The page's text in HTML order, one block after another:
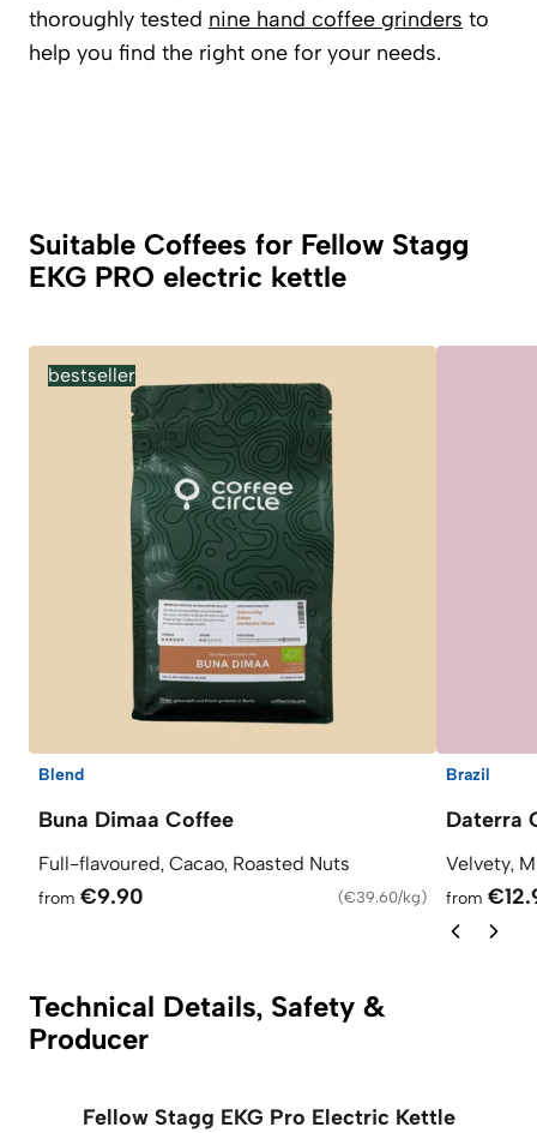
thoroughly tested nine hand coffee grinders to
help you find the right one for your needs.
Suitable Coffees for Fellow Stagg
EKG PRO electric kettle
bestseller
Blend
Buna Dimaa Coffee
Full-flavoured, Cacao, Roasted Nuts
from €9.90 (€39.60/kg)
Brazil
Daterra
Velvety,
from
Technical Details, Safety &
Producer
Fellow Stagg EKG Pro Electric Kettle